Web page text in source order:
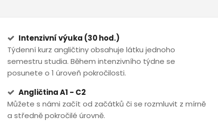
Intenzivní výuka (30 hod.)
Týdenní kurz angličtiny obsahuje látku jednoho
semestru studia. Během intenzivního týdne se
posunete o 1 úroveň pokročilosti.
Angličtina A1 - C2
Můžete s námi začít od začátků či se rozmluvit z mírně
a středně pokročilé úrovně.